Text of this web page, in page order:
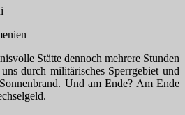
Stätte dennoch mehrere Stunden
durch militärisches Sperrgebiet und
Und am Ende? Am Ende